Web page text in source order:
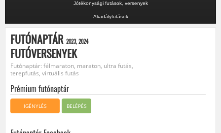
Jótékonysági futások, versenyek
Akadályfutások
FUTÓNAPTÁR 2023, 2024
FUTÓVERSENYEK
Futónaptár: félmaraton, maraton, ultra futás,
terepfutás, virtuális futás
Prémium futónaptár
IGÉNYLÉS BELÉPÉS